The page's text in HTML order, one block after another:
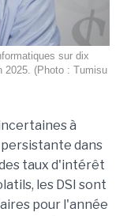
sur dix
2025. (Photo : Tumisu
à
dans
taux d'intérêt
les DSI sont
pour l'année